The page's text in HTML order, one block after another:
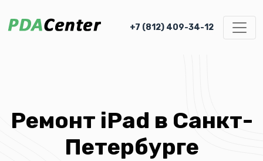
+7 (812) 409-34-12
Ремонт iPad в Санкт-
Петербурге